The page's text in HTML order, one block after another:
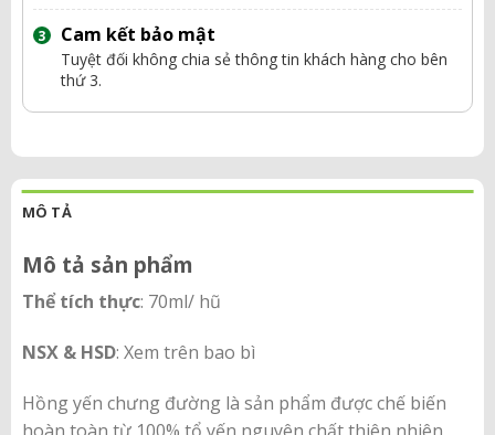
Cam kết bảo mật
Tuyệt đối không chia sẻ thông tin khách hàng cho bên
thứ 3.
MÔ TẢ
Mô tả sản phẩm
Thể tích thực: 70ml/ hũ
NSX & HSD: Xem trên bao bì
Hồng yến chưng đường là sản phẩm được chế biến